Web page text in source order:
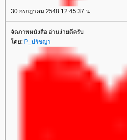
30 กรกฎาคม 2548 12:45:37 น.
จัดภาพหนังสือ อ่านง่ายดีครับ
ดย: P_ปรัชญา